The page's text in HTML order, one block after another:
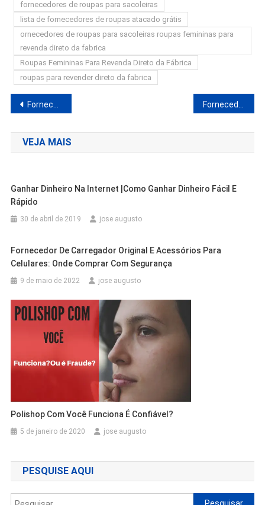
fornecedores de roupas para sacoleiras
lista de fornecedores de roupas atacado grátis
ornecedores de roupas para sacoleiras roupas femininas para
revenda direto da fabrica
Roupas Femininas Para Revenda Direto da Fábrica
roupas para revender direto da fabrica
Navegação
de
Post
Fornecedor de Carregador Original e Acessórios Para Celulares: Onde Comprar com Segurança
VEJA MAIS
Ganhar Dinheiro Na Internet |Como Ganhar Dinheiro Fácil E
Rápido
30 de abril de 2019 jose augusto
Fornecedor De Carregador Original E Acessórios Para
Celulares: Onde Comprar Com Segurança
9 de maio de 2022 jose augusto
Polishop Com Você Funciona É Confiável?
5 de janeiro de 2020 jose augusto
PESQUISE AQUI
Pesquisar